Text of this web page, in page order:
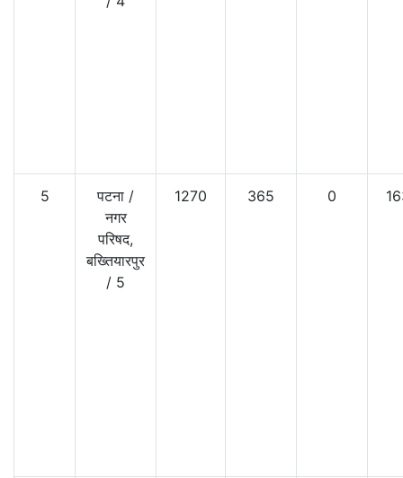
5 पटना /
नगर
परिषद,
बख्तियारपुर
/ 5
1270 365 0